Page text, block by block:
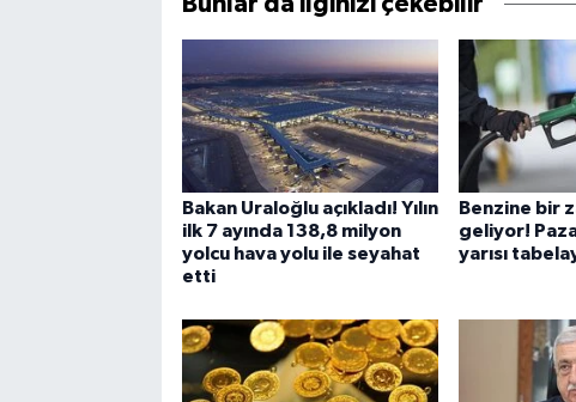
Bakan Uraloğlu açıkladı! Yılın
ilk 7 ayında 138,8 milyon
yolcu hava yolu ile seyahat
etti
Benzine bir
geliyor!
yarısı